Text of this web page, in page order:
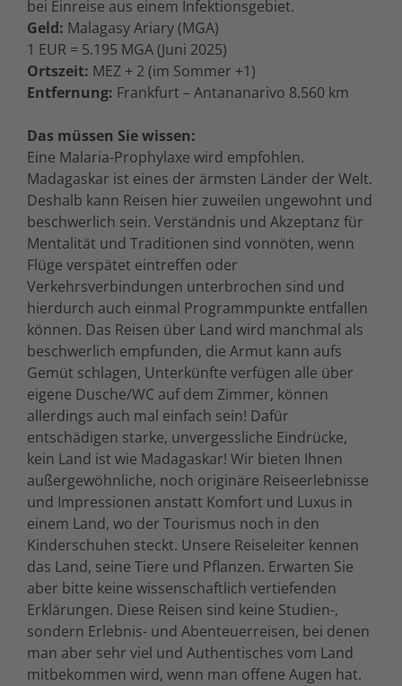
bei Einreise aus einem Infektionsgebiet.
Geld: Malagasy Ariary (MGA)
1 EUR = 5.195 MGA (Juni 2025)
Ortszeit: MEZ + 2 (im Sommer +1)
Entfernung: Frankfurt – Antananarivo 8.560 km
Das müssen Sie wissen:
Eine Malaria-Prophylaxe wird empfohlen.
Madagaskar ist eines der ärmsten Länder der Welt.
Deshalb kann Reisen hier zuweilen ungewohnt und
beschwerlich sein. Verständnis und Akzeptanz für
Mentalität und Traditionen sind vonnöten, wenn
Flüge verspätet eintreffen oder
Verkehrsverbindungen unterbrochen sind und
hierdurch auch einmal Programmpunkte entfallen
können. Das Reisen über Land wird manchmal als
beschwerlich empfunden, die Armut kann aufs
Gemüt schlagen, Unterkünfte verfügen alle über
eigene Dusche/WC auf dem Zimmer, können
allerdings auch mal einfach sein! Dafür
entschädigen starke, unvergessliche Eindrücke,
kein Land ist wie Madagaskar! Wir bieten Ihnen
außergewöhnliche, noch originäre Reiseerlebnisse
und Impressionen anstatt Komfort und Luxus in
einem Land, wo der Tourismus noch in den
Kinderschuhen steckt. Unsere Reiseleiter kennen
das Land, seine Tiere und Pflanzen. Erwarten Sie
aber bitte keine wissenschaftlich vertiefenden
Erklärungen. Diese Reisen sind keine Studien-,
sondern Erlebnis- und Abenteuerreisen, bei denen
man aber sehr viel und Authentisches vom Land
mitbekommen wird, wenn man offene Augen hat.